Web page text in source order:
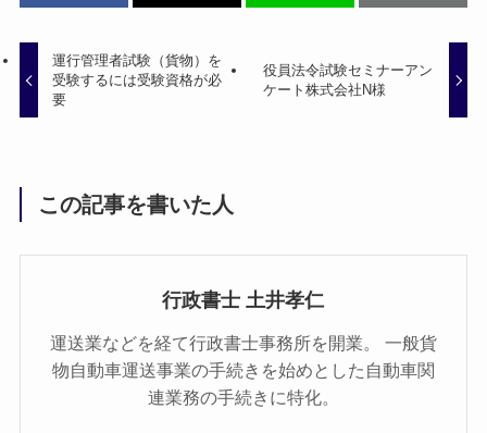
運行管理者試験（貨物）を
受験するには受験資格が必
要
役員法令試験セミナーアン
ケート株式会社N様
この記事を書いた人
行政書士 土井孝仁
運送業などを経て行政書士事務所を開業。 一般貨
物自動車運送事業の手続きを始めとした自動車関
連業務の手続きに特化。